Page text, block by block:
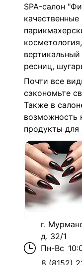
SPA-салон
п
к
ресниц,
Почти все
сэкономьте
Также в
возможность
продукты для
г.
д. 32/1
Пн-Вс
8 (8152)